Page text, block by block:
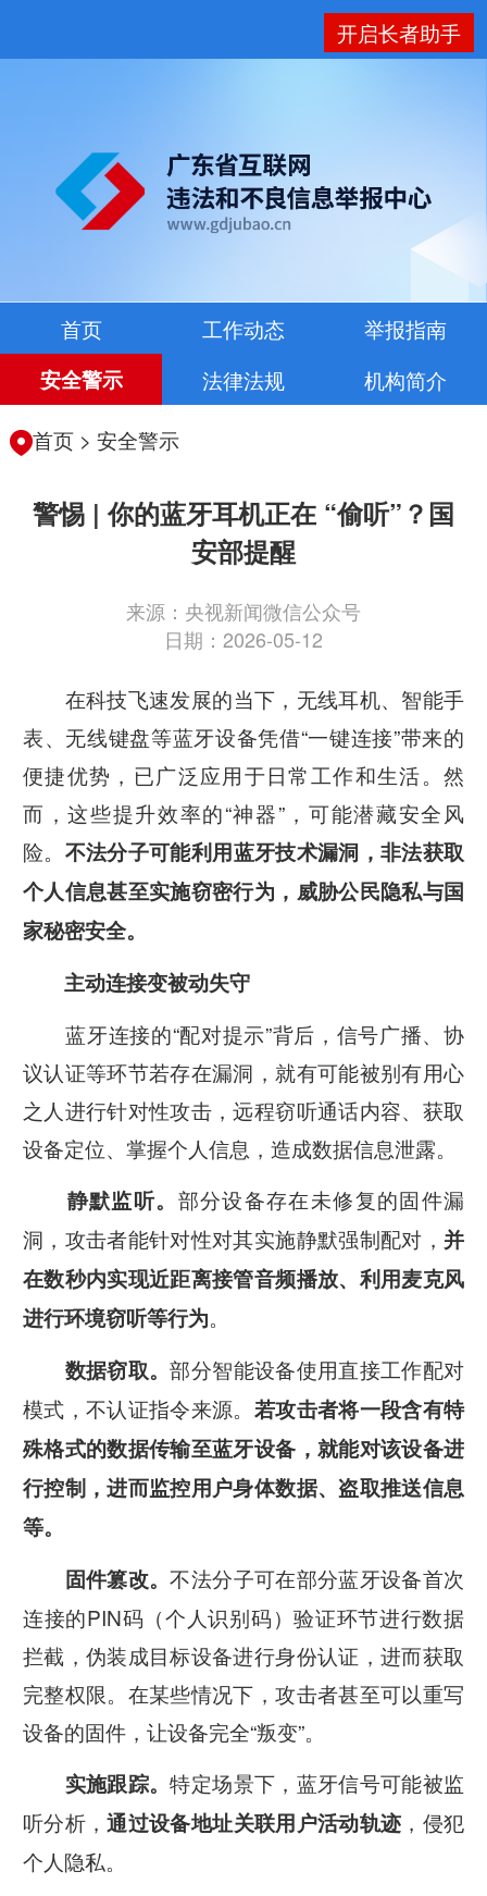
开启长者助手
首页 工作动态
举报指南
安全警示
法律法规 机构简介
首页> 安全警示
警惕 | 你的蓝牙耳机正在 “偷听”？国
安部提醒
来源：央视新闻微信公众号
日期：2026-05-12
在科技飞速发展的当下，无线耳机、智能手
表、无线键盘等蓝牙设备凭借“一键连接”带来的
便捷优势，已广泛应用于日常工作和生活。然
而，这些提升效率的“神器”，可能潜藏安全风
险。 不法分子可能利用蓝牙技术漏洞，非法获取
个人信息甚至实施窃密行为，威胁公民隐私与国
家秘密安全。
主动连接变被动失守
蓝牙连接的“配对提示”背后，信号广播、协
议认证等环节若存在漏洞，就有可能被别有用心
之人进行针对性攻击，远程窃听通话内容、获取
设备定位、掌握个人信息，造成数据信息泄露。
静默监听。 部分设备存在未修复的固件漏
洞，攻击者能针对性对其实施静默强制配对， 并
在数秒内实现近距离接管音频播放、利用麦克风
进行环境窃听等行为。
数据窃取。部分智能设备使用直接工作配对
模式，不认证指令来源。 若攻击者将一段含有特
殊格式的数据传输至蓝牙设备，就能对该设备进
行控制，进而监控用户身体数据、盗取推送信息
等。
固件篡改。不法分子可在部分蓝牙设备首次
连接的PIN码（个人识别码）验证环节进行数据
拦截，伪装成目标设备进行身份认证，进而获取
完整权限。在某些情况下，攻击者甚至可以重写
设备的固件，让设备完全“叛变”。
实施跟踪。特定场景下，蓝牙信号可能被监
听分析，通过设备地址关联用户活动轨迹 ，侵犯
个人隐私。